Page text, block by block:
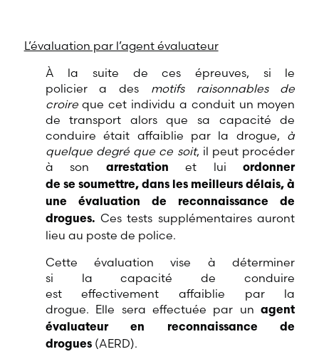
L’évaluation par l’agent évaluateur
À la suite de ces épreuves, si le
policier a des motifs raisonnables de
croireque cet individu a conduit un moyen
de transport alors que sa capacité de
conduire était affaiblie par la drogue, à
quelque degré que ce soit, il peut procéder
à son
arrestation et luiordonner
de se soumettre, dans les meilleurs délais, à
une évaluation de reconnaissance de
drogues. Ces tests supplémentaires auront
lieu au poste de police.
Cette évaluation vise à déterminer
si la capacité de conduire
est effectivement affaiblie par la
drogue. Elle sera effectuée par unagent
évaluateur en reconnaissance de
drogues(AERD).